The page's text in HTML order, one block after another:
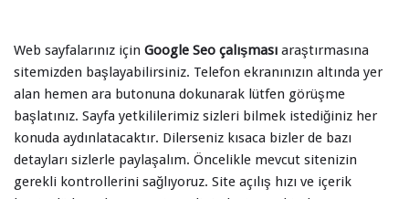
Web sayfalarınız için Google Seo çalışması araştırmasına
sitemizden başlayabilirsiniz. Telefon ekranınızın altında yer
alan hemen ara butonuna dokunarak lütfen görüşme
başlatınız. Sayfa yetkililerimiz sizleri bilmek istediğiniz her
konuda aydınlatacaktır. Dilerseniz kısaca bizler de bazı
detayları sizlerle paylaşalım. Öncelikle mevcut sitenizin
gerekli kontrollerini sağlıyoruz. Site açılış hızı ve içerik